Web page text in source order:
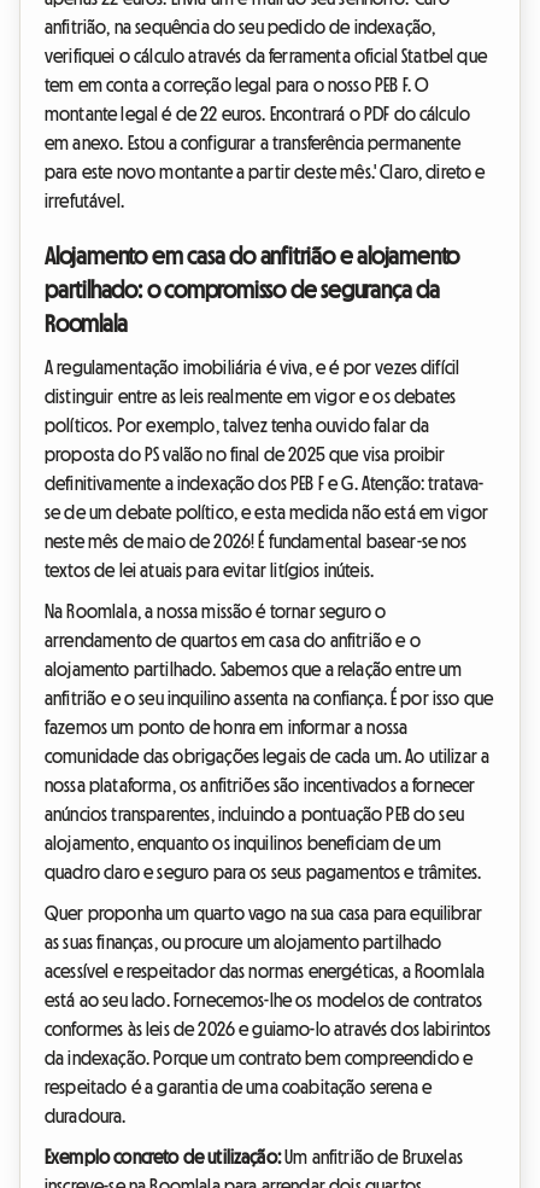
anfitrião, na sequência do seu pedido de indexação,
verifiquei o cálculo através da ferramenta oficial Statbel que
tem em conta a correção legal para o nosso PEB F. O
montante legal é de 22 euros. Encontrará o PDF do cálculo
em anexo. Estou a configurar a transferência permanente
para este novo montante a partir deste mês.' Claro, direto e
irrefutável.
Alojamento em casa do anfitrião e alojamento
partilhado: o compromisso de segurança da
Roomlala
A regulamentação imobiliária é viva, e é por vezes difícil
distinguir entre as leis realmente em vigor e os debates
políticos. Por exemplo, talvez tenha ouvido falar da
proposta do PS valão no final de 2025 que visa proibir
definitivamente a indexação dos PEB F e G. Atenção: tratava-
se de um debate político, e esta medida não está em vigor
neste mês de maio de 2026! É fundamental basear-se nos
textos de lei atuais para evitar litígios inúteis.
Na Roomlala, a nossa missão é tornar seguro o
arrendamento de quartos em casa do anfitrião e o
alojamento partilhado. Sabemos que a relação entre um
anfitrião e o seu inquilino assenta na confiança. É por isso que
fazemos um ponto de honra em informar a nossa
comunidade das obrigações legais de cada um. Ao utilizar a
nossa plataforma, os anfitriões são incentivados a fornecer
anúncios transparentes, incluindo a pontuação PEB do seu
alojamento, enquanto os inquilinos beneficiam de um
quadro claro e seguro para os seus pagamentos e trâmites.
Quer proponha um quarto vago na sua casa para equilibrar
as suas finanças, ou procure um alojamento partilhado
acessível e respeitador das normas energéticas, a Roomlala
está ao seu lado. Fornecemos-lhe os modelos de contratos
conformes às leis de 2026 e guiamo-lo através dos labirintos
da indexação. Porque um contrato bem compreendido e
respeitado é a garantia de uma coabitação serena e
duradoura.
Exemplo concreto de utilização:Um anfitrião de Bruxelas